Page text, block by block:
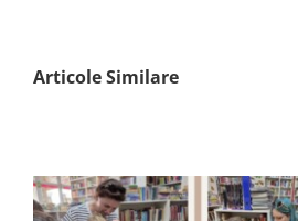
Articole Similare